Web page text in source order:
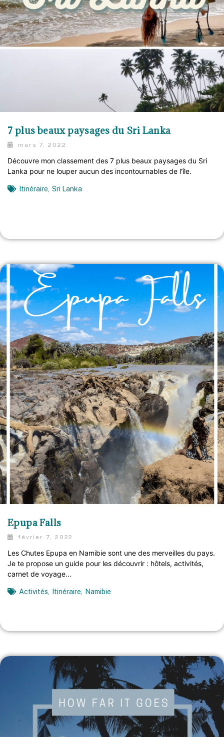
7 plus beaux paysages du Sri Lanka
mars 7, 2022
Découvre mon classement des 7 plus beaux paysages du Sri
Lanka pour ne louper aucun des incontournables de l'île.
Itinéraire, Sri Lanka
Epupa Falls
février 7, 2022
Les Chutes Epupa en Namibie sont une des merveilles du pays.
Je te propose un guide pour les découvrir : hôtels, activités,
carnet de voyage...
Activités, Itinéraire, Namibie